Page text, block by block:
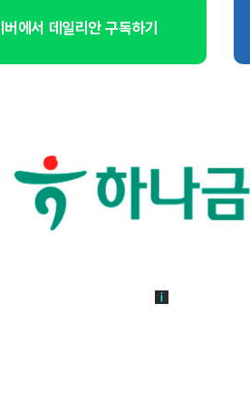
버에서 데일리안 구독하기